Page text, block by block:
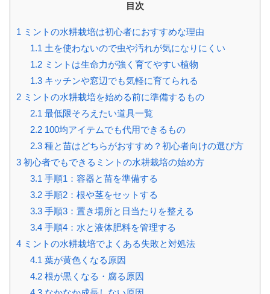
目次
1 ミントの水耕栽培は初心者におすすめな理由
1.1 土を使わないので虫や汚れが気になりにくい
1.2ミントは生命力が強く育てやすい植物
1.3キッチンや窓辺でも気軽に育てられる
2 ミントの水耕栽培を始める前に準備するもの
2.1 最低限そろえたい道具一覧
2.2100均アイテムでも代用できるもの
2.3種と苗はどちらがおすすめ？初心者向けの選び方
3 初心者でもできるミントの水耕栽培の始め方
3.1 手順1：容器と苗を準備する
3.2手順2：根や茎をセットする
3.3手順3：置き場所と日当たりを整える
3.4手順4：水と液体肥料を管理する
4 ミントの水耕栽培でよくある失敗と対処法
4.1 葉が黄色くなる原因
4.2根が黒くなる・腐る原因